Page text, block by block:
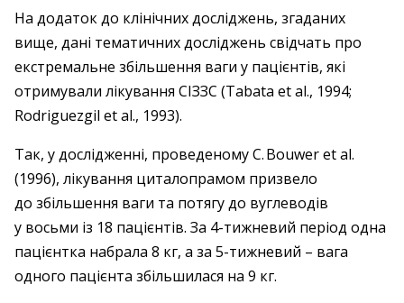
На додаток до клінічних досліджень, згаданих
вище, дані тематичних досліджень свідчать про
екстремальне збільшення ваги у пацієнтів, які
отримували лікування СІЗЗС (Tabata et al., 1994;
Rodriguezgil et al., 1993).
Так, у дослідженні, проведеному C. Bouwer et al.
(1996), лікування циталопрамом призвело
до збільшення ваги та потягу до вуглеводів
у восьми із 18 пацієнтів. За 4-тижневий період одна
пацієнтка набрала 8 кг, а за 5-тижневий – ​вага
одного пацієнта збільшилася на 9 кг.